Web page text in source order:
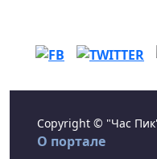
Copyright © "Час
О портале